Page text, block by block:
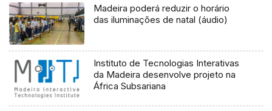
Madeira poderá reduzir o horário
das iluminações de natal (áudio)
Instituto de Tecnologias Interativas
da Madeira desenvolve projeto na
África Subsariana